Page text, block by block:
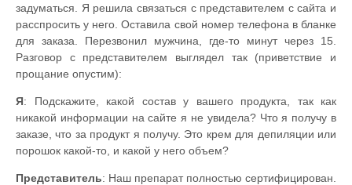
задуматься. Я решила связаться с представителем с сайта и
расспросить у него. Оставила свой номер телефона в бланке
для заказа. Перезвонил мужчина, где-то минут через 15.
Разговор с представителем выглядел так (приветствие и
прощание опустим):
Я: Подскажите, какой состав у вашего продукта, так как
никакой информации на сайте я не увидела? Что я получу в
заказе, что за продукт я получу. Это крем для депиляции или
порошок какой-то, и какой у него объем?
Представитель: Наш препарат полностью сертифицирован.